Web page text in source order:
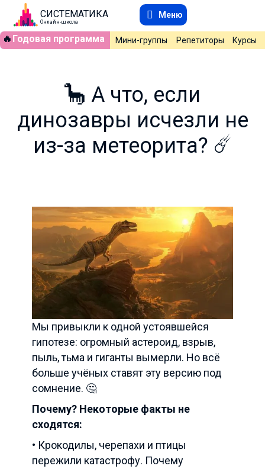
СИСТЕМАТИКА
Онлайн-школа
Меню
🔥 Годовая программа Мини-группы Репетиторы Курсы
🦕 А что, если
динозавры исчезли не
из-за метеорита? ☄️
Мы привыкли к одной устоявшейся
гипотезе: огромный астероид, взрыв,
пыль, тьма и гиганты вымерли. Но всё
больше учёных ставят эту версию под
сомнение. 🤔
Почему? Некоторые факты не
сходятся:
• Крокодилы, черепахи и птицы
пережили катастрофу. Почему